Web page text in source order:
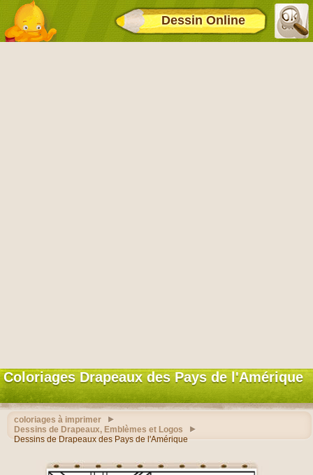
Dessin Online
Coloriages Drapeaux des Pays de l'Amérique
coloriages à imprimer
Dessins de Drapeaux, Emblèmes et Logos
Dessins de Drapeaux des Pays de l'Amérique